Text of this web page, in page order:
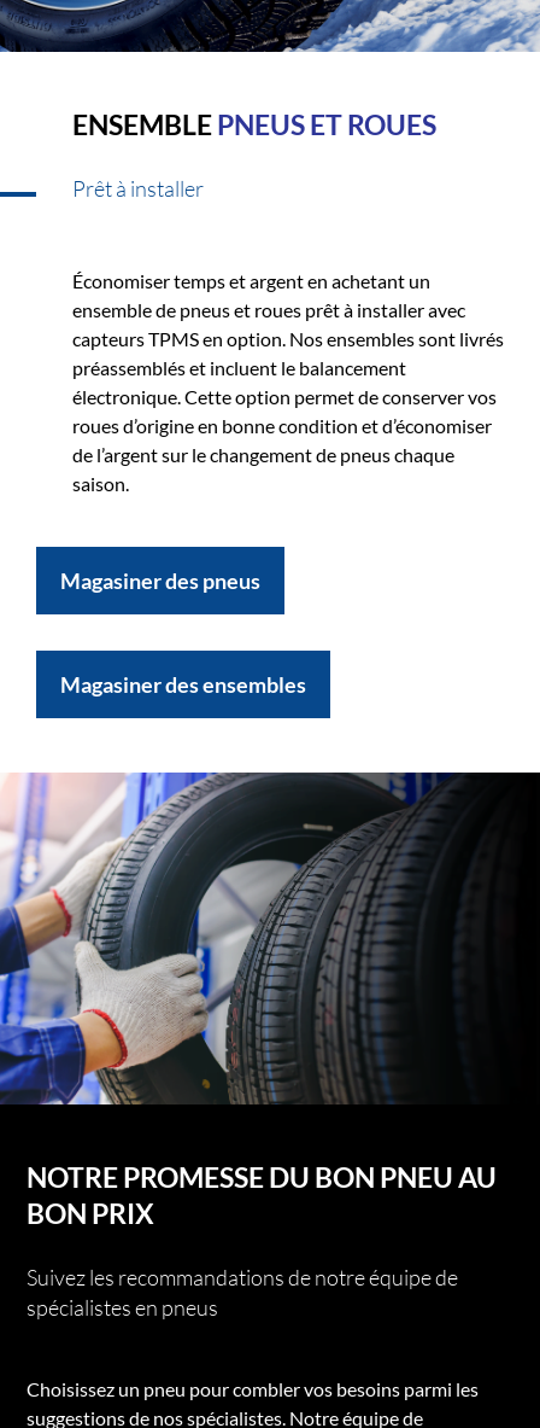
ENSEMBLEPNEUS ET ROUES
Prêt à installer
Économiser temps et argent en achetant un
ensemble de pneus et roues prêt à installer avec
capteurs TPMS en option. Nos ensembles sont livrés
préassemblés et incluent le balancement
électronique. Cette option permet de conserver vos
roues d’origine en bonne condition et d’économiser
de l’argent sur le changement de pneus chaque
saison.
Magasiner des pneus
Magasiner des ensembles
NOTRE PROMESSE DU BON PNEU AU
BON PRIX
Suivez les recommandations de notre équipe de
spécialistes en pneus
Choisissez un pneu pour combler vos besoins parmi les
suggestions de nos spécialistes. Notre équipe de